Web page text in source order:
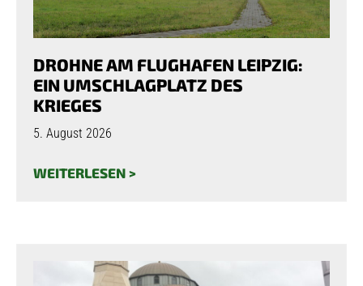
DROHNE AM FLUGHAFEN LEIPZIG:
EIN UMSCHLAGPLATZ DES
KRIEGES
5. August 2026
WEITERLESEN >